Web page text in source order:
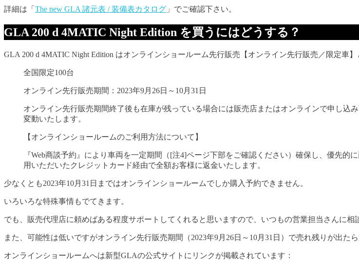
詳細は「 The new GLA 諸元表 / 装備表カタログ 」でご確認下さい。
GLA 200 d 4MATIC Night Edition を買うにはどうする？
GLA 200 d 4MATIC Night Edition はオンラインショールーム先行販売【オンライン先行販売／限定車】
全国限定100台
オンライン先行販売期間：2023年9月26日～10月31日
オンライン先行販売期間終了後も在庫が残っている場合には販売店またはオンラインで申し込
変動いたします。
【オンラインショールームのご利用方法について】
『Web商談予約』により車両を一定期間（[注4]ページ下部をご確認ください）確保し、優先
用いただいたクレジットカード経由で全額お客様に返金いたします。
少なくとも2023年10月31日まではオンラインショールームでしか購入予約できません。
いろいろな特殊事情もでてきます。
でも、販売代理店に頼めばある程度サポートしてくれると思いますので、いつもの営業担当さんに相
また、可能性は低いですがオンライン先行販売期間（2023年9月26日～10月31日）で売れ残りが出た
オンラインショールームへは新型GLAの公式サイトにリンクが掲載されています：